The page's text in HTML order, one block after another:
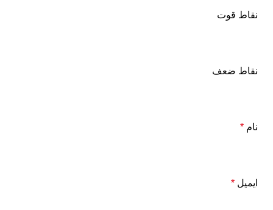
نقاط قوت
نقاط ضعف
نام *
ایمیل *